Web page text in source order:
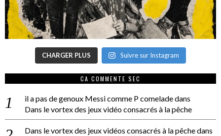
CHARGER PLUS Suivre sur Instagram
CA COMMENTE SEC
il a pas de genoux Messi comme P comeladedans
Dans le vortex des jeux vidéo consacrés à la pêche
Dans le vortex des jeux vidéos consacrés à la pêchedans